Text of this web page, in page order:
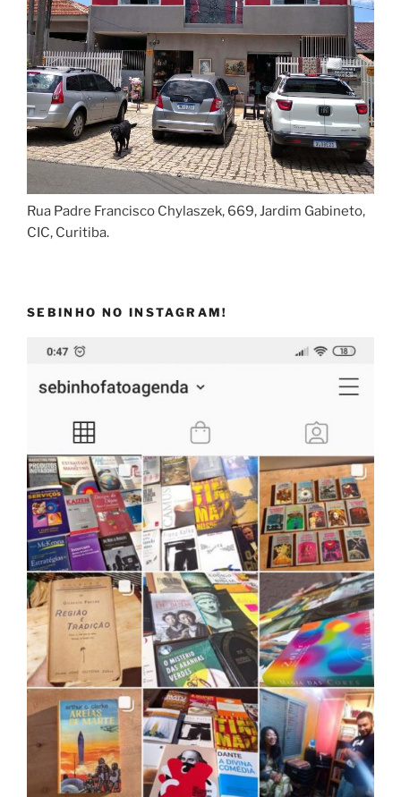
Rua Padre Francisco Chylaszek, 669, Jardim Gabineto,
CIC, Curitiba.
SEBINHO NO INSTAGRAM!